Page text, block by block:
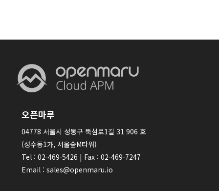
오픈마루
04778 서울시 성동구 뚝섬로1길 31 906 호
(성수동1가, 서울숲M타워)
Tel : 02-469-5426 | Fax : 02-469-7247
Email : sales@openmaru.io